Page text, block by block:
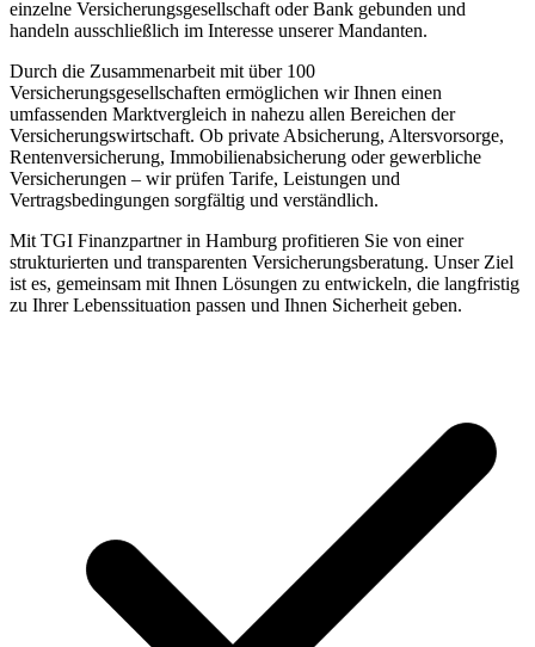
einzelne Versicherungsgesellschaft oder Bank gebunden und
handeln ausschließlich im Interesse unserer Mandanten.
Durch die Zusammenarbeit mit über 100
Versicherungsgesellschaften ermöglichen wir Ihnen einen
umfassenden Marktvergleich in nahezu allen Bereichen der
Versicherungswirtschaft. Ob private Absicherung, Altersvorsorge,
Rentenversicherung, Immobilienabsicherung oder gewerbliche
Versicherungen – wir prüfen Tarife, Leistungen und
Vertragsbedingungen sorgfältig und verständlich.
Mit TGI Finanzpartner in Hamburg profitieren Sie von einer
strukturierten und transparenten Versicherungsberatung. Unser Ziel
ist es, gemeinsam mit Ihnen Lösungen zu entwickeln, die langfristig
zu Ihrer Lebenssituation passen und Ihnen Sicherheit geben.